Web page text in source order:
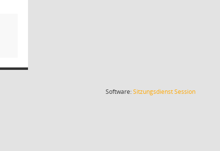
Software:SitzungsdienstSession(Wird in